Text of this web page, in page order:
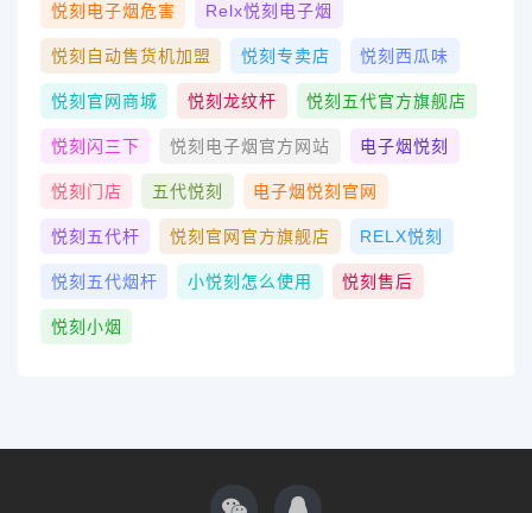
悦刻电子烟危害 Relx悦刻电子烟
悦刻自动售货机加盟 悦刻专卖店 悦刻西瓜味
悦刻官网商城 悦刻龙纹杆 悦刻五代官方旗舰店
悦刻闪三下 悦刻电子烟官方网站 电子烟悦刻
悦刻门店 五代悦刻 电子烟悦刻官网
悦刻五代杆 悦刻官网官方旗舰店 RELX悦刻
悦刻五代烟杆 小悦刻怎么使用 悦刻售后
悦刻小烟